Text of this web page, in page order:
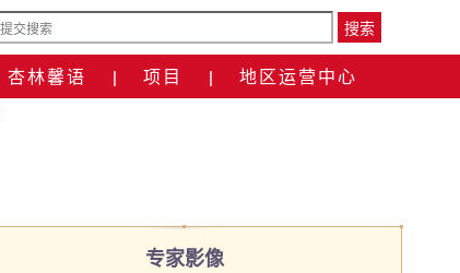
搜索
杏林馨语 | 项目 | 地区运营中心
专家影像